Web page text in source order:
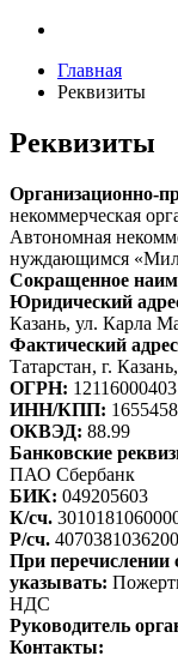
Главная
Реквизиты
Реквизиты
Организационно-
некоммерческая
Автономная
нуждающимся
Сокращенное
Юридический
Казань, ул. Карла
Фактический
Татарстан, г.
ОГРН:
ИНН/КПП:
ОКВЭД: 88.99
Банковские
ПАО Сбербанк
БИК: 049205603
К/сч.
Р/сч.
При перечислении
указывать:
НДС
Руководитель
Контакты: